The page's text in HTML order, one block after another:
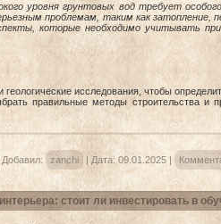
уровня грунтовых вод требует
проблемам, таким как затопление,
которые необходимо учитывать
исследования, чтобы
правильные методы строительства и
Добавил: zanchi | Дата: 09.01.2025 |
стоит ли инвестировать в